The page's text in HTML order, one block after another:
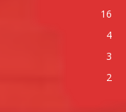
16
4
3
2